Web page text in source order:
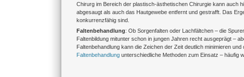
Chirurg im Bereich der plastisch-ästhetischen Chirurgie kann auch
abgesaugt als auch das Hautgewebe entfernt und gestrafft. Das
konkurrenzfähig sind.
Faltenbehandlung: Ob Sorgenfalten oder Lachfältchen – die
Faltenbildung mitunter schon in jungen Jahren recht ausgeprägt –
Faltenbehandlung kann die Zeichen der Zeit deutlich minimieren
Faltenbehandlung unterschiedliche Methoden zum Einsatz – häufig